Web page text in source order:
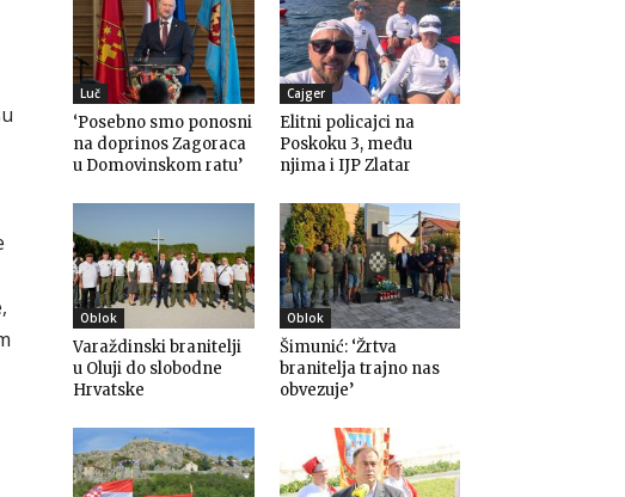
Luč
‘Posebno smo ponosni
na doprinos Zagoraca
u Domovinskom ratu’
Cajger
Elitni policajci na
Poskoku 3, među
njima i IJP Zlatar
Oblok
Varaždinski branitelji
u Oluji do slobodne
Hrvatske
Oblok
Šimunić: ‘Žrtva
branitelja trajno nas
obvezuje’